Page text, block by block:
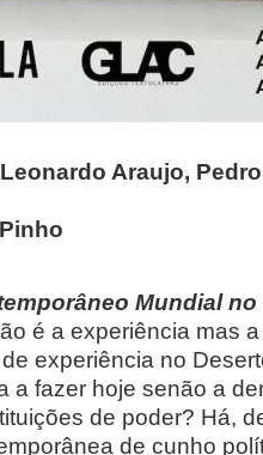
Araujo,
Mundial
é a experiência mas
experiência no
a fazer hoje senão a
de poder? Há,
de cunho